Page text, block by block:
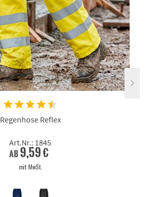
Regenhose Reflex
Art.Nr.: 1845
ab 9,59 €
mit MwSt.